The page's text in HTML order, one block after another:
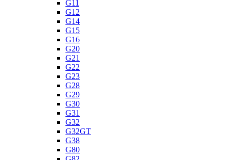
G11
G12
G14
G15
G16
G20
G21
G22
G23
G28
G29
G30
G31
G32
G32GT
G38
G80